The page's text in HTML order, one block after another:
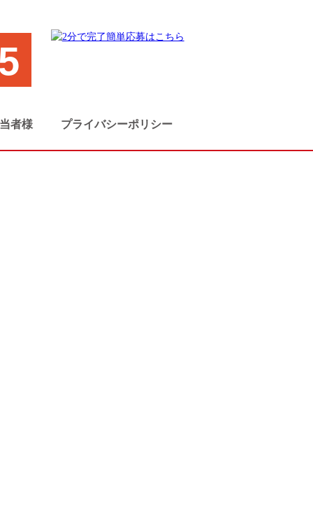
者様 プライバシーポリシー